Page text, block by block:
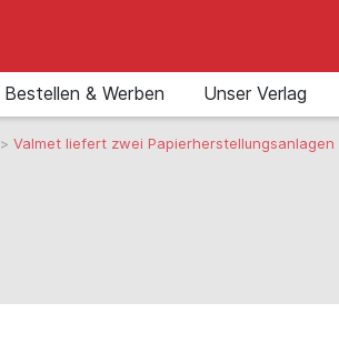
Bestellen & Werben Unser Verlag
> Valmet liefert zwei Papierherstellungsanlagen